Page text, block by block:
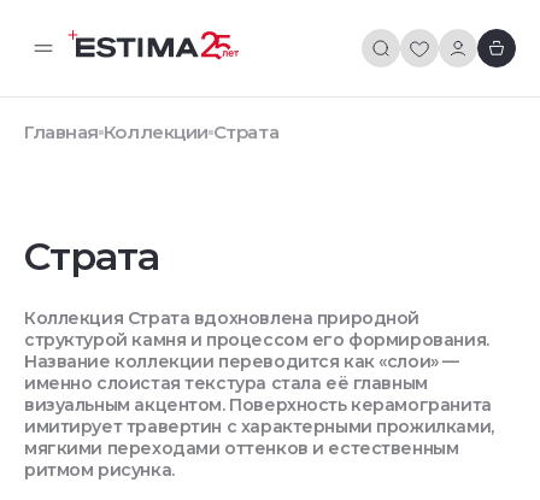
Главная Коллекции Страта
Страта
Коллекция Страта вдохновлена природной
структурой камня и процессом его формирования.
Название коллекции переводится как «слои» —
именно слоистая текстура стала её главным
визуальным акцентом. Поверхность керамогранита
имитирует травертин с характерными прожилками,
мягкими переходами оттенков и естественным
ритмом рисунка.